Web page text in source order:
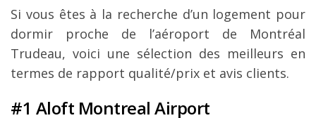
L’auteur
Si vous êtes à la recherche d’un logement pour
dormir proche de l’aéroport de Montréal
Trudeau, voici une sélection des meilleurs en
termes de rapport qualité/prix et avis clients.
#1 Aloft Montreal Airport